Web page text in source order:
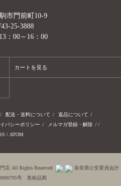
市門前町10-9
25-3888
00～16：00
カートを見る
/ 配送・送料について / 返品について /
バシーポリシー / メルマガ登録・解除 / /
/ ATOM
店 All Rights Reserved.
奈良県公安委員会許
号 美術品商